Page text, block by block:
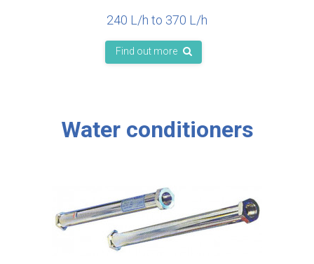
240 L/h to 370 L/h
Find out more
Water conditioners